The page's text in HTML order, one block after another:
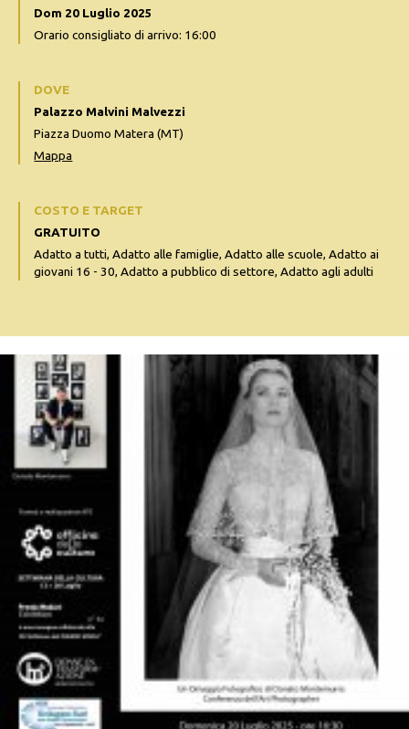
Dom 20 Luglio 2025
Orario consigliato di arrivo: 16:00
DOVE
Palazzo Malvini Malvezzi
Piazza Duomo Matera (MT)
Mappa
COSTO E TARGET
GRATUITO
Adatto a tutti, Adatto alle famiglie, Adatto alle scuole, Adatto ai
giovani 16 - 30, Adatto a pubblico di settore, Adatto agli adulti